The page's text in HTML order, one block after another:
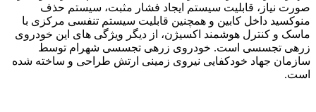
صورت نیاز، قابلیت سیستم ایجاد فشار مثبت، سیستم حذف
منوکسید داخل کابین و همچنین قابلیت سیستم تنفسی مرکزی با
ماسک و کنترل هوشمند اکسیژن، از دیگر ویژگی های این خودروی
زرهی تجسسی است. خودروی زرهی تجسسی شهرام توسط
سازمان جهاد خودکفایی نیروی زمینی ارتش طراحی و ساخته شده
است.